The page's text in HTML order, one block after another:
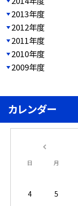
2013年度
2012年度
2011年度
2010年度
2009年度
カレンダー
日 月
4
5